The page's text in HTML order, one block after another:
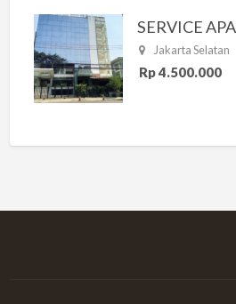
Jakarta Selatan
Rp 4.500.000